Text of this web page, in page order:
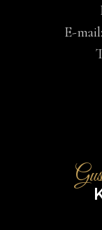
E-mail: